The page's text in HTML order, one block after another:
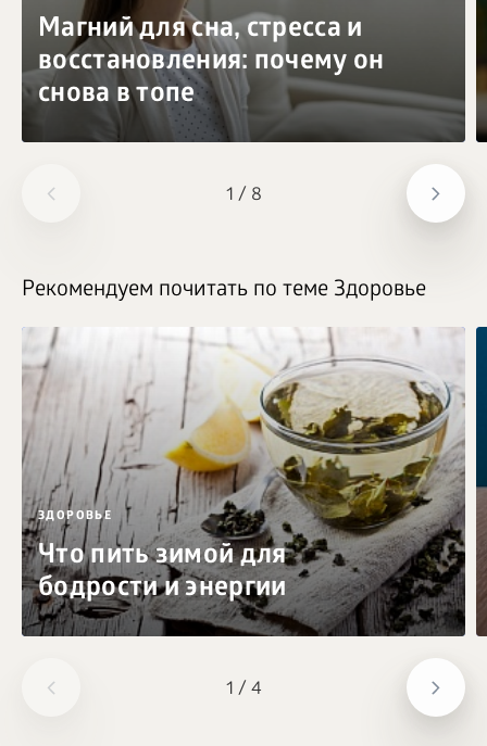
1 / 8
Магний для сна, стресса и
восстановления: почему он
снова в топе
1 / 4
Рекомендуем почитать по теме Здоровье
ЗДОРОВЬЕ
Что пить зимой для
бодрости и энергии